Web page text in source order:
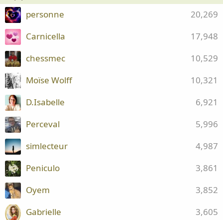
20,269
personne
17,948
Carnicella
10,529
chessmec
10,321
Moïse Wolff
6,921
D.Isabelle
5,996
Perceval
4,987
simlecteur
3,861
Peniculo
3,852
Oyem
3,605
Gabrielle